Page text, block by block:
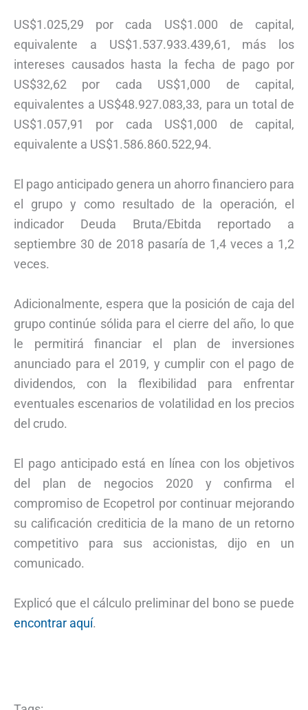
US$1.025,29 por cada US$1.000 de capital,
equivalente a US$1.537.933.439,61, más los
intereses causados hasta la fecha de pago por
US$32,62 por cada US$1,000 de capital,
equivalentes a US$48.927.083,33, para un total de
US$1.057,91 por cada US$1,000 de capital,
equivalente a US$1.586.860.522,94.
El pago anticipado genera un ahorro financiero para
el grupo y como resultado de la operación, el
indicador Deuda Bruta/Ebitda reportado a
septiembre 30 de 2018 pasaría de 1,4 veces a 1,2
veces.
Adicionalmente, espera que la posición de caja del
grupo continúe sólida para el cierre del año, lo que
le permitirá financiar el plan de inversiones
anunciado para el 2019, y cumplir con el pago de
dividendos, con la flexibilidad para enfrentar
eventuales escenarios de volatilidad en los precios
del crudo.
El pago anticipado está en línea con los objetivos
del plan de negocios 2020 y confirma el
compromiso de Ecopetrol por continuar mejorando
su calificación crediticia de la mano de un retorno
competitivo para sus accionistas, dijo en un
comunicado.
Explicó que el cálculo preliminar del bono se puede
encontrar aquí.